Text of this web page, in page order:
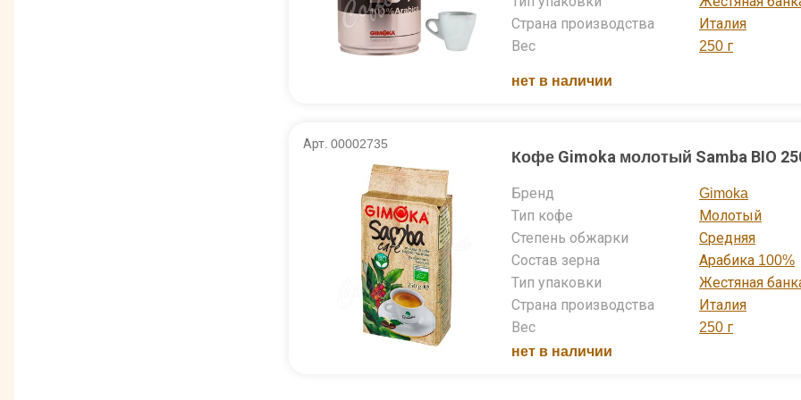
Страна производства
Италия
Вес
250 г
нет в наличии
Арт. 00002735
Кофе Gimoka молотый Samba BIO
Бренд
Gimoka
Тип кофе
Молотый
Степень обжарки
Средняя
Состав зерна
Арабика 100%
Тип упаковки
Жестяная
Страна производства
Италия
Вес
250 г
нет в наличии